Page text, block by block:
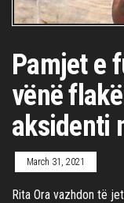
Pamjet e
vënë
aksidenti
March 31, 2021
Rita Ora vazhdon të